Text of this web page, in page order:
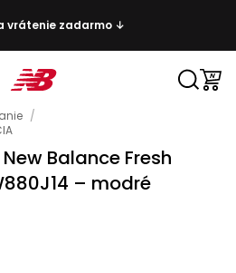
vrátenie zadarmo ↓
/
Balance Fresh
– modré